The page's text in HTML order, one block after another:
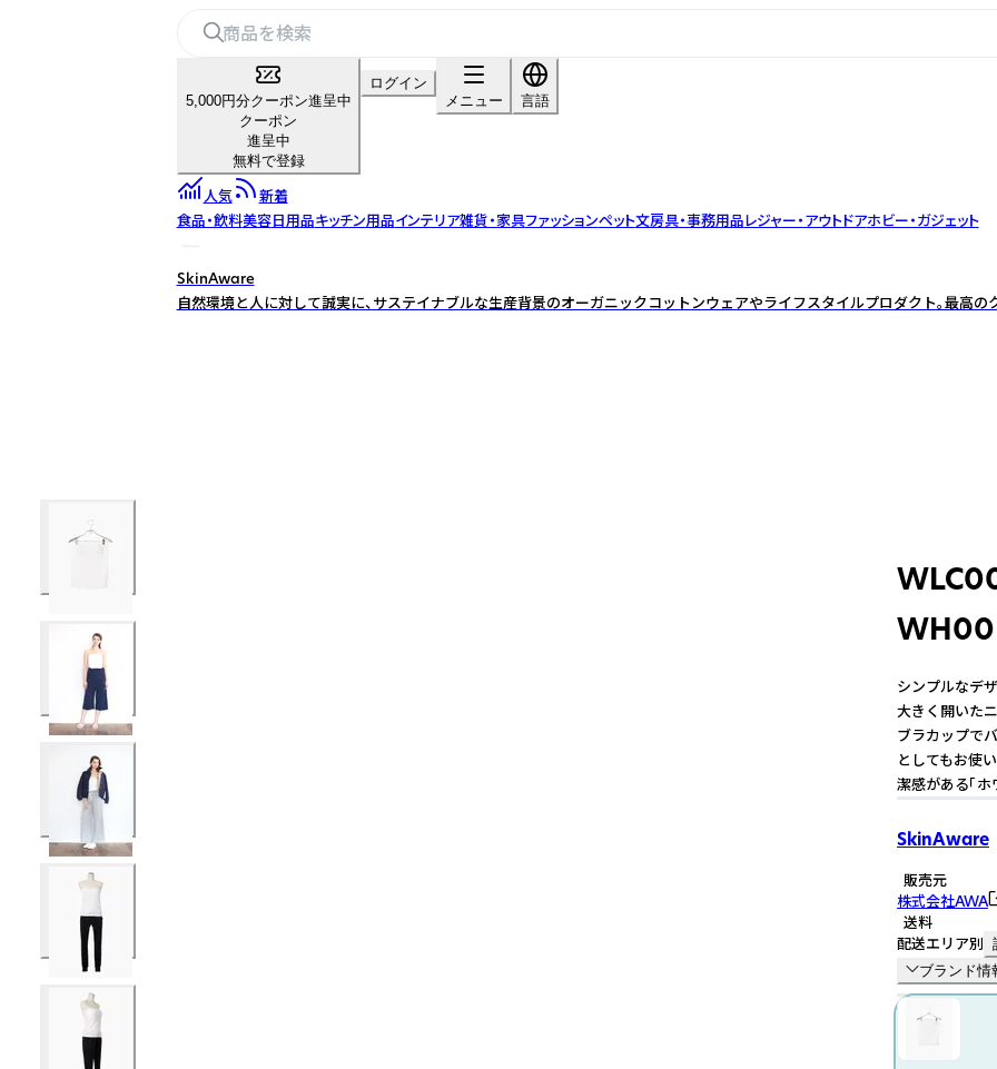
5,000円分クーポン進呈中
クーポン
進呈中
無料で登録
ログイン
メニュー
言語
人気
新着
食品・飲料美容日用品キッチン用品インテリア雑貨・家具ファッションペット文房具・事務用品レジャー・アウトドアホビー・ガジェット
SkinAware
自然環境と人に対して誠実に、サステイナブルな生産背景のオーガニックコットンウェアやライフスタイルプロダクト。最高
WH00
シンプルなデ
大きく開いた
ブラカップで
としてもお使
潔感がある「ホ
SkinAware
販売元
株式会社AWA
送料
配送エリア別
ブランド情